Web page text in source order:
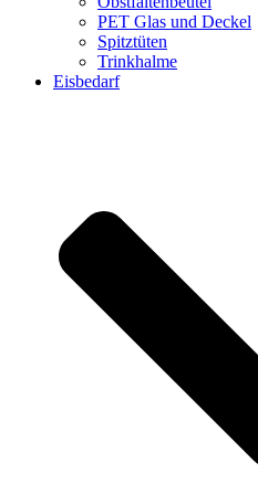
PET Glas und Deckel
Spitztüten
Trinkhalme
Eisbedarf